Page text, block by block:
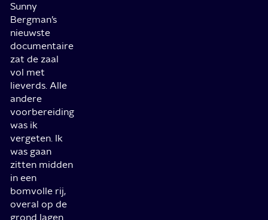
Sunny
Bergman’s
nieuwste
documentaire
zat de zaal
vol met
lieverds. Alle
andere
voorbereiding
was ik
vergeten. Ik
was gaan
zitten midden
in een
bomvolle rij,
overal op de
grond lagen